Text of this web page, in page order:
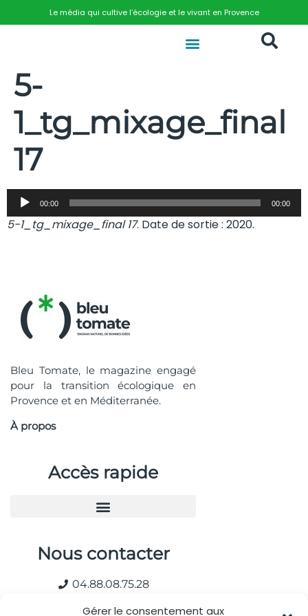
Gérer le consentement aux
Le média qui cultive l’écologie et le vivant en Provence
5-
1_tg_mixage_final
17
Lecteur
audio
00:00 00:00
5-1_tg_mixage_final 17. Date de sortie : 2020.
Bleu Tomate, le magazine engagé
pour la transition écologique en
Provence et en Méditerranée.
À propos
Accès rapide
Nous contacter
04.88.08.75.28